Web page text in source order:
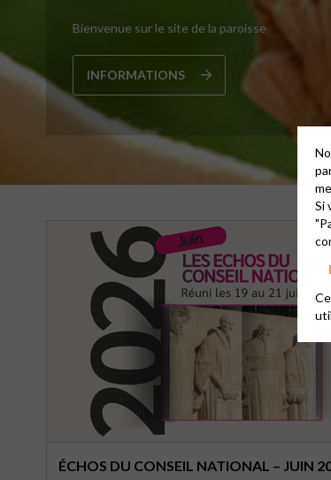
Bienvenue sur le site de la paroisse
INFORMATIONS
ÉCHOS DU CONSEIL NATIONAL – JUIN
Si